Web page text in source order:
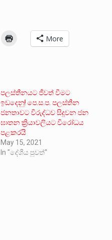
More
පලස්තීනයට ජීවත් වීමට
ඉඩදෙනු! පෙ.ස.ප. පලස්තීන
ජනතාවට විරුද්ධව සිදුවන ජන
ඝාතන ක්‍රියාවලියට විරෝධය
පළකරයි
May 15, 2021
In "දේශීය පුවත්"